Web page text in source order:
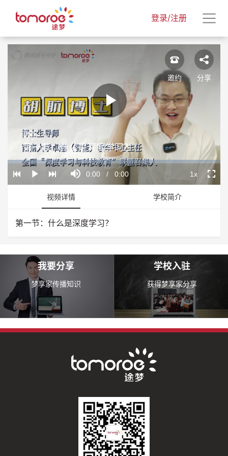
登录/注册
Play
Video
Play
Mute
Current
0:00 / Duration
0:00
Loaded:
0%
Progress:
0%
Playback
Rate
1x
胡航
第一节：什么是深度学习？
邀约 分享
视频详情 学校简介
第一节：什么是深度学习？
我要分享
梦享家传播知识
学校入驻
获得梦享家分享